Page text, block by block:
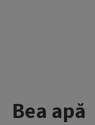
Bea apă